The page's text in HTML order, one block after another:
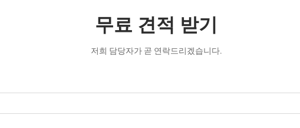
무료 견적 받기
저희 담당자가 곧 연락드리겠습니다.